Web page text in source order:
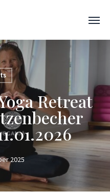
Menü
Retreat
2025